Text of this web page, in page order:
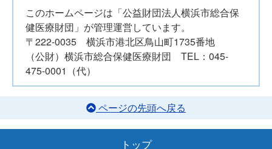
このホームページは「公益財団法人横浜市総合保
健医療財団」が管理運営しています。
〒222-0035 横浜市港北区鳥山町1735番地
（公財）横浜市総合保健医療財団 TEL：045-
475-0001（代）
ページの先頭へ戻る
トップ